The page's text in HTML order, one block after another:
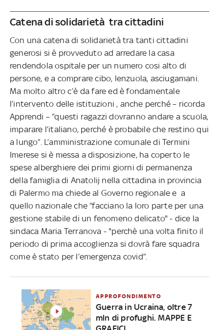
Catena di solidarietà tra cittadini
Con una catena di solidarietà tra tanti cittadini
generosi si è provveduto ad arredare la casa
rendendola ospitale per un numero cosi alto di
persone, e a comprare cibo, lenzuola, asciugamani.
Ma molto altro c’è da fare ed è fondamentale
l’intervento delle istituzioni , anche perché – ricorda
Apprendi – “questi ragazzi dovranno andare a scuola,
imparare l’italiano, perché è probabile che restino qui
a lungo”. L’amministrazione comunale di Termini
Imerese si è messa a disposizione, ha coperto le
spese alberghiere dei primi giorni di permanenza
della famiglia di Anatolij nella cittadina in provincia
di Palermo ma chiede al Governo regionale e a
quello nazionale che “facciano la loro parte per una
gestione stabile di un fenomeno delicato" - dice la
sindaca Maria Terranova - "perchè una volta finito il
periodo di prima accoglienza si dovrà fare squadra
come è stato per l’emergenza covid”.
APPROFONDIMENTO
Guerra in Ucraina, oltre 7
mln di profughi. MAPPE E